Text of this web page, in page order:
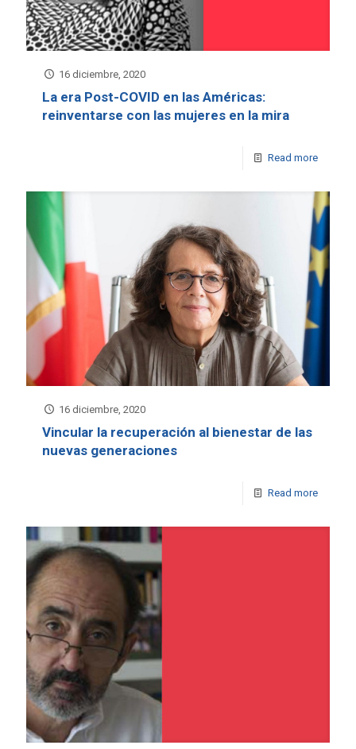
16 diciembre, 2020
La era Post-COVID en las Américas:
reinventarse con las mujeres en la mira
Read more
16 diciembre, 2020
Vincular la recuperación al bienestar de las
nuevas generaciones
Read more